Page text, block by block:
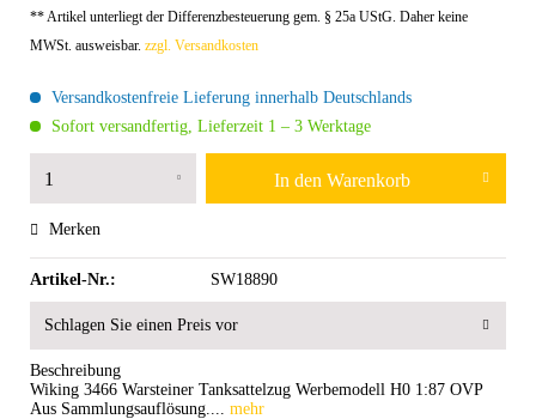
** Artikel unterliegt der Differenzbesteuerung gem. § 25a UStG. Daher keine
MWSt. ausweisbar. zzgl. Versandkosten
Versandkostenfreie Lieferung innerhalb Deutschlands
Sofort versandfertig, Lieferzeit 1 – 3 Werktage
In den Warenkorb
Merken
Artikel-Nr.: SW18890
Schlagen Sie einen Preis vor
Beschreibung
Wiking 3466 Warsteiner Tanksattelzug Werbemodell H0 1:87 OVP
Aus Sammlungsauflösung.... mehr